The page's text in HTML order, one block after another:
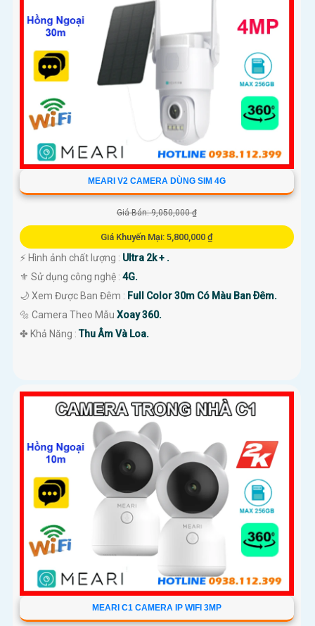
MEARI V2 CAMERA DÙNG SIM 4G
Giá Bán: 9,050,000 ₫
Giá Khuyến Mại: 5,800,000 ₫
️⚡ Hình ảnh chất lượng : Ultra 2k + .
⚜️ Sử dụng công nghệ : 4G.
🌙 Xem Được Ban Đêm : Full Color 30m Có Màu Ban Ðêm.
🔩 Camera Theo Mẫu Xoay 360.
️✤ Khả Năng :Thu Âm Và Loa.
MEARI C1 CAMERA IP WIFI 3MP